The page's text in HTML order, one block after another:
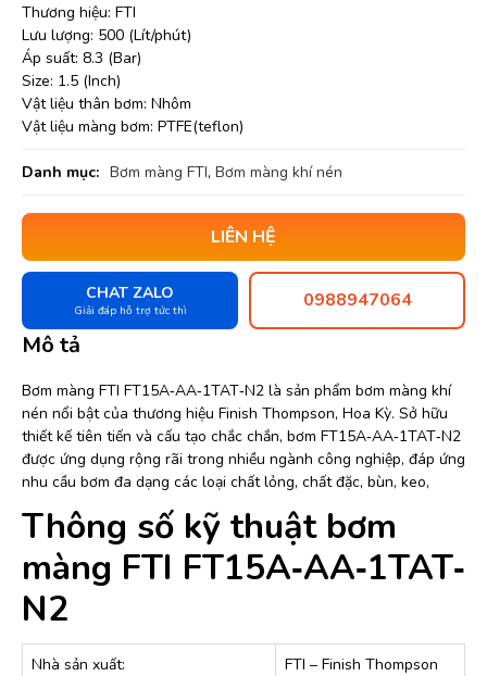
Thương hiệu: FTI
Lưu lượng: 500 (Lít/phút)
Áp suất: 8.3 (Bar)
Size: 1.5 (Inch)
Vật liệu thân bơm: Nhôm
Vật liệu màng bơm: PTFE(teflon)
Danh mục: Bơm màng FTI, Bơm màng khí nén
LIÊN HỆ
CHAT ZALO
Giải đáp hỗ trợ tức thì 0988947064
Mô tả
Bơm màng FTI FT15A‐AA‐1TAT‐N2 là sản phẩm bơm màng khí
nén nổi bật của thương hiệu Finish Thompson, Hoa Kỳ. Sở hữu
thiết kế tiên tiến và cấu tạo chắc chắn, bơm FT15A‐AA‐1TAT‐N2
được ứng dụng rộng rãi trong nhiều ngành công nghiệp, đáp ứng
nhu cầu bơm đa dạng các loại chất lỏng, chất đặc, bùn, keo,
Thông số kỹ thuật bơm
màng FTI FT15A‐AA‐1TAT‐
N2
Nhà sản xuất:
FTI – Finish Thompson